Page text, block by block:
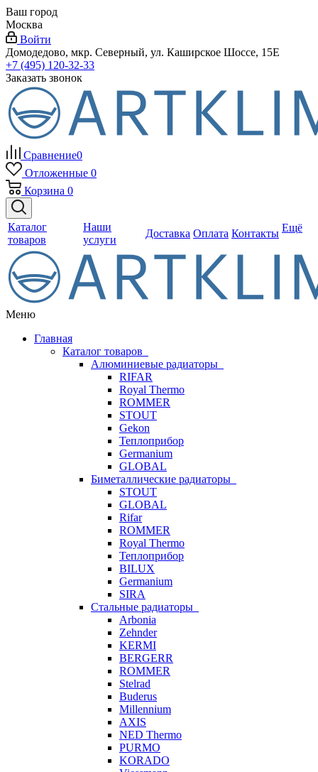
Ваш город
Москва
Войти
Домодедово, мкр. Северный, ул. Каширское Шоссе, 15Е
+7 (495) 120-32-33
Заказать звонок
Сравнение0
Отложенные 0
Корзина 0
Каталог
товаров
Наши
услуги
Доставка Оплата Контакты Ещё
Меню
Главная
Каталог товаров
Алюминиевые радиаторы
RIFAR
Royal Thermo
ROMMER
STOUT
Gekon
Теплоприбор
Germanium
GLOBAL
Биметаллические радиаторы
STOUT
GLOBAL
Rifar
ROMMER
Royal Thermo
Теплоприбор
BILUX
Germanium
SIRA
Стальные радиаторы
Arbonia
Zehnder
KERMI
BERGERR
ROMMER
Stelrad
Buderus
Millennium
AXIS
NED Thermo
PURMO
KORADO